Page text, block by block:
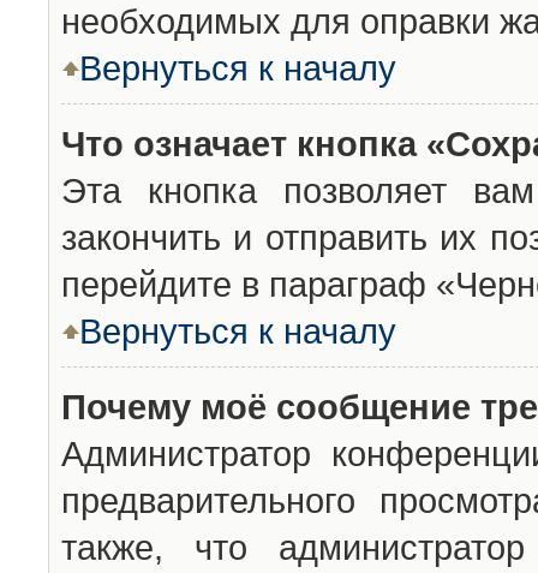
необходимых для оправки
Вернуться к началу
Что означает кнопка
Эта кнопка позволяет
закончить и отправить их
перейдите в параграф
Вернуться к началу
Почему моё сообщение
Администратор
предварительного
также, что